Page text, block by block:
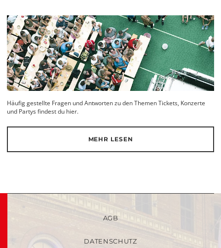
Häufig gestellte Fragen und Antworten zu den Themen Tickets, Konzerte
und Partys findest du hier.
MEHR LESEN
AGB
DATENSCHUTZ